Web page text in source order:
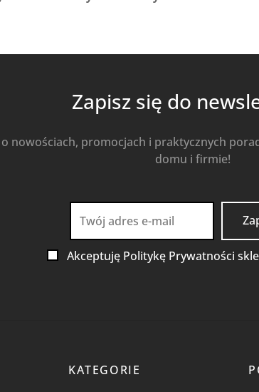
Zapisz się do
nowościach, promocjach i praktycznych
domu i firmie!
Akceptuję Politykę Prywatności
KATEGORIE